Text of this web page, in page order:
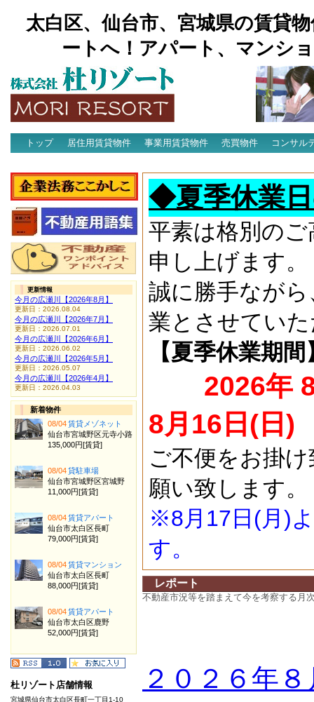
太白区、仙台市、宮城県の賃貸
ートへ！アパート、マンシ
トップ 居住用賃貸物件 事業用賃貸物件 売買物件
コンサル
◆夏季休業
平素は格別の
申し上げます。
誠に勝手なが
業とさせてい
【夏季休業期間
2026年
8月16日(日)
ご不便をお掛
願い致します。
※8月17日(月)
す。
レポート
不動産市況等を踏まえて今を考察する月
２０２６年
更新情報
今月の広瀬川【2026年8月】
更新日：2026.08.04
今月の広瀬川【2026年7月】
更新日：2026.07.01
今月の広瀬川【2026年6月】
更新日：2026.06.02
今月の広瀬川【2026年5月】
更新日：2026.05.07
今月の広瀬川【2026年4月】
更新日：2026.04.03
新着物件
08/04賃貸メゾネット
仙台市宮城野区元寺小路
135,000円[賃貸]
08/04貸駐車場
仙台市宮城野区宮城野
11,000円[賃貸]
08/04賃貸アパート
仙台市太白区長町
79,000円[賃貸]
08/04賃貸マンション
仙台市太白区長町
88,000円[賃貸]
08/04賃貸アパート
仙台市太白区鹿野
52,000円[賃貸]
杜リゾート店舗情報
宮城県仙台市太白区長町一丁目1-10